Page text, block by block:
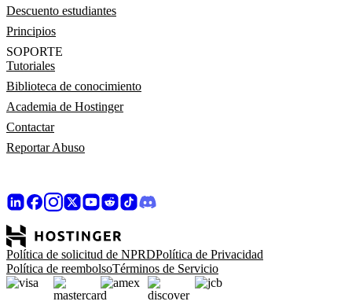
Descuento estudiantes
Principios
SOPORTE
Tutoriales
Biblioteca de conocimiento
Academia de Hostinger
Contactar
Reportar Abuso
Política de solicitud de NPRDPolítica de Privacidad
Política de reembolsoTérminos de Servicio